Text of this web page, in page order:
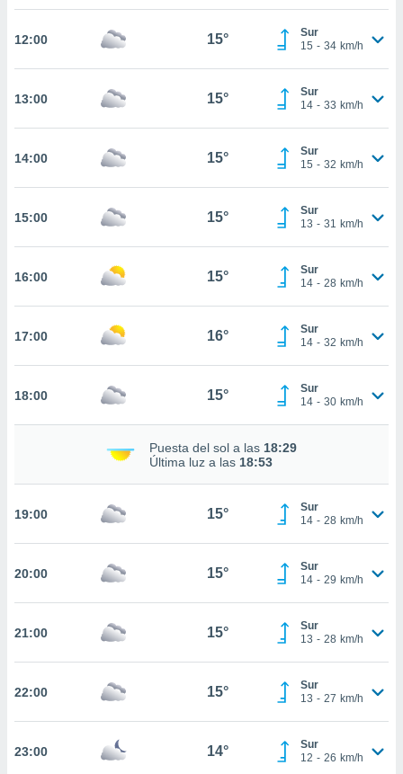
se
o
Puedes
acceder a
este sitio
de
posible
traten tus
a lo que
su
12:00 15°
Sur
15 - 34 km/h
13:00 15°
Sur
14 - 33 km/h
14:00 15°
Sur
15 - 32 km/h
15:00 15°
Sur
13 - 31 km/h
16:00 15°
Sur
14 - 28 km/h
17:00 16°
Sur
14 - 32 km/h
18:00 15°
Sur
14 - 30 km/h
Puesta del sol a las 18:29
Última luz a las 18:53
19:00 15°
Sur
14 - 28 km/h
20:00 15°
Sur
14 - 29 km/h
21:00 15°
Sur
13 - 28 km/h
22:00 15°
Sur
13 - 27 km/h
23:00 14°
Sur
12 - 26 km/h